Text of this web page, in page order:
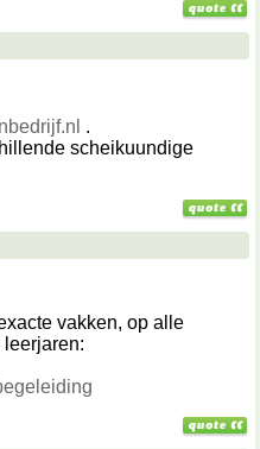
.
scheikuundige
vakken, op alle